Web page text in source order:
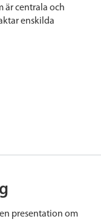
är centrala och
enskilda
presentation om